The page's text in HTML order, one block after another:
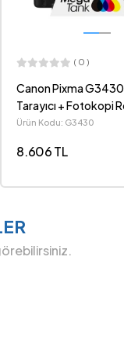
( 0 )
HP Smart Tank 670
Tarayıcı Wi-Fi
Püskürtmeli Tanklı All
Ürün Kodu: 6UU48A
14.785 TL